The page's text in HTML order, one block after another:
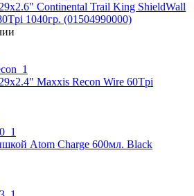
Continental Trail King ShieldWall
1040гр. (01504990000)
Maxxis Recon Wire 60Tpi
Atom Charge 600мл. Black